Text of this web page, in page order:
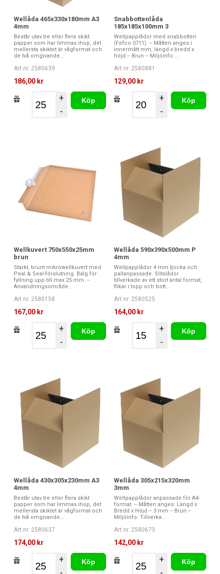
Wellåda 465x330x180mm A3
4mm
Består utav tre eller flera skikt
papper som har limmas ihop, det
mellersta skiktet är vågformat och
de två omgivande...
Art nr. 2580639
186,00 kr
+
-
Köp
Snabbottenlåda
185x185x100mm 3
Wellpapplådor med snabbotten
(Fefco 0711). -- Måtten anges i
innermått mm, längd x bredd x
höjd -- Brun -- Miljöinfo:...
Art nr. 2580881
129,00 kr
+
-
Köp
Wellkuvert 750x550x25mm
brun
Starkt, brunt mikrowellkuvert med
Peal & Seal-förslutning. Bälg för
fyllning upp till max 25 mm. --
Användningsområde...
Art nr. 2580158
167,00 kr
+
-
Köp
Wellåda 590x390x500mm P
4mm
Wellpapplådor 4 mm tjocka och
pallanpassade. Slitslådor
tillverkade av ett stort antal format,
flikar i topp och bott...
Art nr. 2580525
164,00 kr
+
-
Köp
Wellåda 430x305x230mm A3
4mm
Består utav tre eller flera skikt
papper som har limmas ihop, det
mellersta skiktet är vågformat och
de två omgivande...
Art nr. 2580637
174,00 kr
+
Köp
Wellåda 305x215x320mm
3mm
Wellpapplådor anpassade för A4-
format. -- Måtten anges: Längd x
Bredd x Höjd -- 3 mm -- Brun --
Miljöinfo: Tillverka...
Art nr. 2580673
142,00 kr
+
Köp